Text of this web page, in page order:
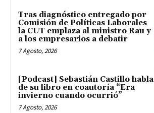
Tras diagnóstico entregado por
Comisión de Políticas Laborales
la CUT emplaza al ministro Rau y
a los empresarios a debatir
7 Agosto, 2026
[Podcast] Sebastián Castillo habla
de su libro en coautoría “Era
invierno cuando ocurrió”
7 Agosto, 2026